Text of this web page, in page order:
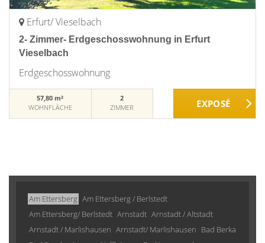
Erfurt/ Vieselbach
2- Zimmer- Erdgeschosswohnung in Erfurt
Vieselbach
Erdgeschosswohnung
57,80 m²
WOHNFLÄCHE
2
ZIMMER
Am Ettersberg Am Ettersberg / Berlstedt
Am Ettersberg/ Berlstedt Arnstadt Arnstadt / Altstadt
Arnstadt / Marlishausen Arnstadt/ Marlishausen Bad Berka